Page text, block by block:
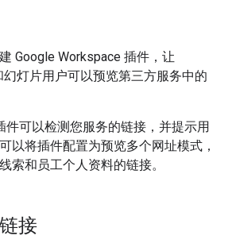
Google Workspace 插件，让
灯片用户可以预览第三方服务中的
件可以检测您服务的链接，并提示用
以将插件配置为预览多个网址模式，
索和员工个人资料的链接。
接